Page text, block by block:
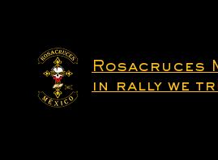
Rosacruces
in rally we